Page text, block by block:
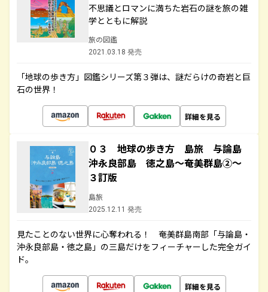
不思議とロマンに満ちた岩石の謎を旅の雑
学とともに解説
旅の図鑑
2021.03.18 発売
「地球の歩き方」図鑑シリーズ第３弾は、謎だらけの奇岩と巨
石の世界！
詳細を見る
０３ 地球の歩き方 島旅 与論島
沖永良部島 徳之島～奄美群島②～
３訂版
島旅
2025.12.11 発売
見たことのない世界に心奪われる！ 奄美群島南部「与論島・
沖永良部島・徳之島」の三島だけをフィーチャーした完全ガイ
ド。
詳細を見る